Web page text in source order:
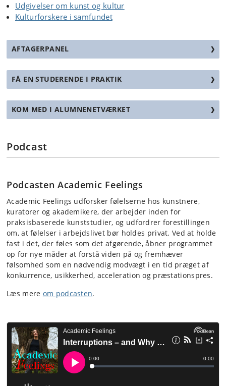
Udgivelser om kunst og kultur
Kulturforskere i samfundet
AFTAGERPANEL
FÅ EN STUDERENDE I PRAKTIK
KOM MED I ALUMNENETVÆRKET
Podcast
Podcasten Academic Feelings
Academic Feelings udforsker følelserne hos kunstnere,
kuratorer og akademikere, der arbejder inden for
praksisbaserede kunststudier, og udfordrer forestillingen
om, at følelser i arbejdslivet bør holdes privat. Ved at holde
fast i det, der føles som det afgørende, åbner programmet
op for nye måder at forstå viden på og fremhæver
følsomhed som en nødvendig modvægt i en tid præget af
konkurrence, usikkerhed, acceleration og præstationspres.
Læs mere om podcasten.